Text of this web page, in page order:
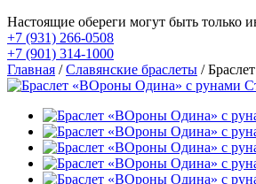
Настоящие обереги могут быть только
+7 (931) 266-0508
+7 (901) 314-1000
Главная /Славянские браслеты /